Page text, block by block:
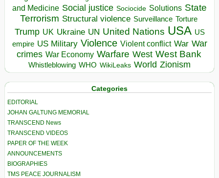
and Medicine Social justice Sociocide Solutions State
Terrorism Structural violence Surveillance Torture
Trump UK Ukraine UN United Nations USA US
empire US Military Violence Violent conflict War War
crimes War Economy Warfare West West Bank
Whistleblowing WHO WikiLeaks World Zionism
Categories
EDITORIAL
JOHAN GALTUNG MEMORIAL
TRANSCEND News
TRANSCEND VIDEOS
PAPER OF THE WEEK
ANNOUNCEMENTS
BIOGRAPHIES
TMS PEACE JOURNALISM